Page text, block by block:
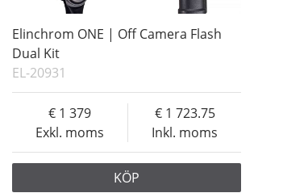
Elinchrom ONE | Off Camera Flash
Dual Kit
EL-20931
Exkl. moms
1 379
Inkl. moms
1 723.75
KÖP